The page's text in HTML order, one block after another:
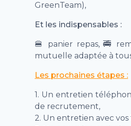
GreenTeam),
Et les indispensables :
🍔 panier repas, 🚎
mutuelle adaptée à
Les prochaines étapes :
1. Un entretien
de recrutement,
2. Un entretien avec